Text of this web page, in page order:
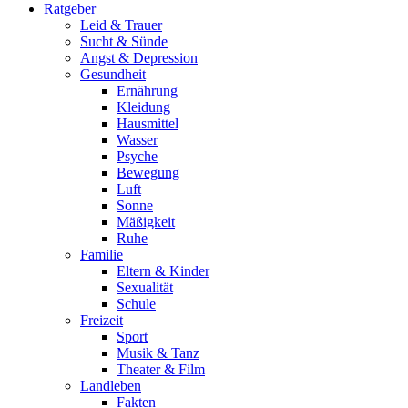
Ratgeber
Leid & Trauer
Sucht & Sünde
Angst & Depression
Gesundheit
Ernährung
Kleidung
Hausmittel
Wasser
Psyche
Bewegung
Luft
Sonne
Mäßigkeit
Ruhe
Familie
Eltern & Kinder
Sexualität
Schule
Freizeit
Sport
Musik & Tanz
Theater & Film
Landleben
Fakten